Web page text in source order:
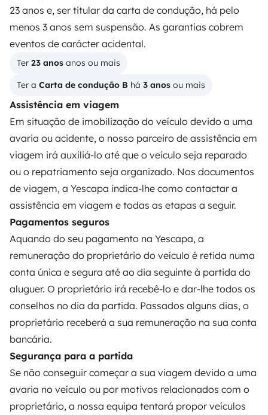
23 anos e, ser titular da carta de condução, há pelo
menos 3 anos sem suspensão. As garantias cobrem
eventos de carácter acidental.
Ter 23 anos anos ou mais
Ter a Carta de condução B há 3 anos ou mais
Assistência em viagem
Em situação de imobilização do veículo devido a uma
avaria ou acidente, o nosso parceiro de assistência em
viagem irá auxiliá-lo até que o veículo seja reparado
ou o repatriamento seja organizado. Nos documentos
de viagem, a Yescapa indica-lhe como contactar a
assistência em viagem e todas as etapas a seguir.
Pagamentos seguros
Aquando do seu pagamento na Yescapa, a
remuneração do proprietário do veículo é retida numa
conta única e segura até ao dia seguinte à partida do
aluguer. O proprietário irá recebê-lo e dar-lhe todos os
conselhos no dia da partida. Passados alguns dias, o
proprietário receberá a sua remuneração na sua conta
bancária.
Segurança para a partida
Se não conseguir começar a sua viagem devido a uma
avaria no veículo ou por motivos relacionados com o
proprietário, a nossa equipa tentará propor veículos
Alugar uma autocaravana
Primeiros passos de autocaravana
Os comentários dos nossos utilizadores
Ajuda locatário
PROPRIETÁRIOS
Criar um anúncio
Contrato de aluguer
Seguro de aluguer
Assistências de aluguer
Ajuda proprietário
Modos de pagamento seguros
Pagamento em prestações
Descarregar na
Disponível na